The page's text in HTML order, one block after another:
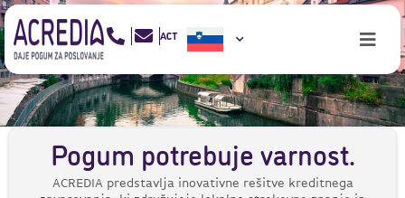
Pogum potrebuje varnost.
ACREDIA predstavlja inovativne rešitve kreditnega